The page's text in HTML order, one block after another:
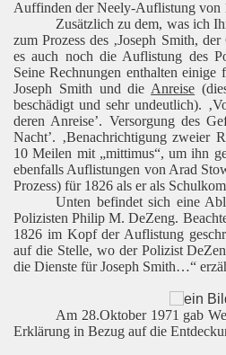
Auffinden der Neely-Auflistung von
Zusätzlich zu dem, was ich
zum Prozess des ‚Joseph Smith,
es auch noch die Auflistung des
Seine Rechnungen enthalten einige
Joseph Smith und die Anreise
beschädigt und sehr undeutlich).
deren Anreise’. Versorgung des
Nacht’. ‚Benachrichtigung zweier
10 Meilen mit „mittimus“, um ihn
ebenfalls Auflistungen von Arad
Prozess) für 1826 als er als
Unten befindet sich eine
Polizisten Philip M. DeZeng.
1826 im Kopf der Auflistung
auf die Stelle, wo der Polizist
die Dienste für Joseph Smith…“
Am 28.Oktober 1971 gab
Erklärung in Bezug auf die